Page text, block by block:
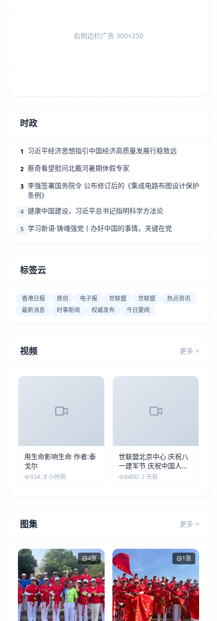
右侧边栏广告 300×250
时政
1 习近平经济思想指引中国经济高质量发展行稳致远
2 蔡奇看望慰问北戴河暑期休假专家
3 李强签署国务院令 公布修订后的《集成电路布图设计保护
条例》
4 健康中国建设，习近平总书记指明科学方法论
5 学习新语·铸魂强党丨办好中国的事情，关键在党
标签云
香港日报 原创 电子报 世联盟 世联盟
热点资讯
最新消息
时事新闻 权威发布 今日要闻
视频 更多 >
用生命影响生命 作者:泰
戈尔
934|8 小时前
世联盟北京中心 庆祝八
一建军节 庆祝中国人民
解放军建军99周年
8400|7 天前
图集 更多 >
4张 1张